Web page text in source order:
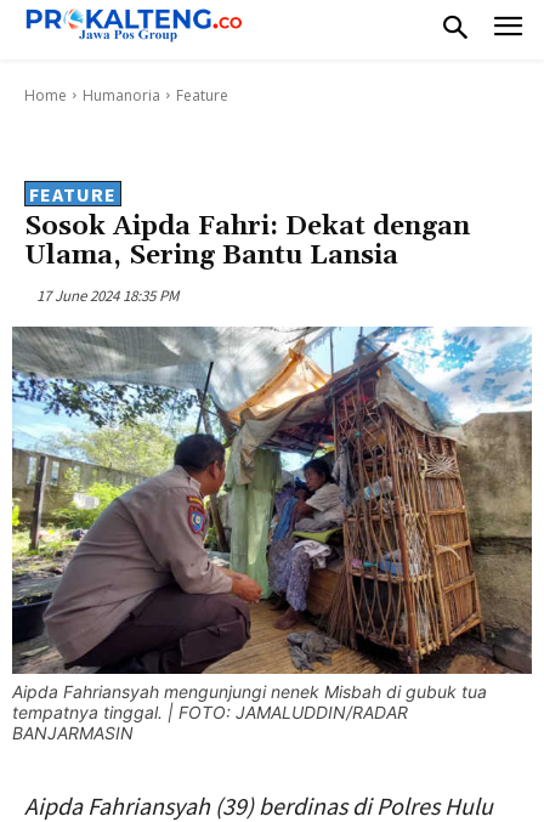
Home Humanoria Feature
FEATURE
Sosok Aipda Fahri: Dekat dengan
Ulama, Sering Bantu Lansia
17 June 2024 18:35 PM
Aipda Fahriansyah mengunjungi nenek Misbah di gubuk tua
tempatnya tinggal. | FOTO: JAMALUDDIN/RADAR
BANJARMASIN
Aipda Fahriansyah (39) berdinas di Polres Hulu